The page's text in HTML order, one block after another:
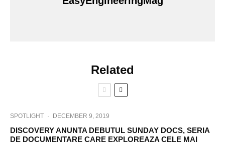
Related
SPOTLIGHT · DECEMBER 9, 2019
DISCOVERY ANUNTA DEBUTUL SUNDAY DOCS, SERIA
DE DOCUMENTARE CARE EXPLOREAZA CELE MAI